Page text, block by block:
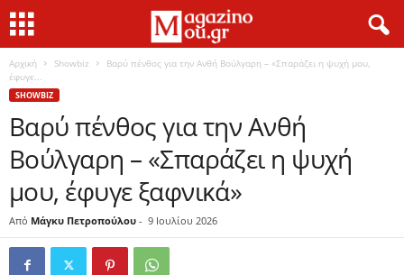
Αρχική Showbiz
Βαρύ πένθος για την Ανθή Βούλγαρη – «Σπαράζει η ψυχή μου,
έφυγε...
SHOWBIZ
Βαρύ πένθος για την Ανθή
Βούλγαρη – «Σπαράζει η ψυχή
μου, έφυγε ξαφνικά»
Από Μάγκυ Πετροπούλου - 9 Ιουλίου 2026